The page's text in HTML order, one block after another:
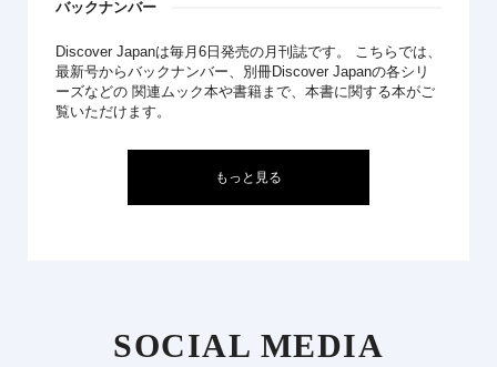
バックナンバー
Discover Japanは毎月6日発売の月刊誌です。 こちらでは、
最新号からバックナンバー、別冊Discover Japanの各シリ
ーズなどの 関連ムック本や書籍まで、本書に関する本がご
覧いただけます。
もっと見る
SOCIAL MEDIA